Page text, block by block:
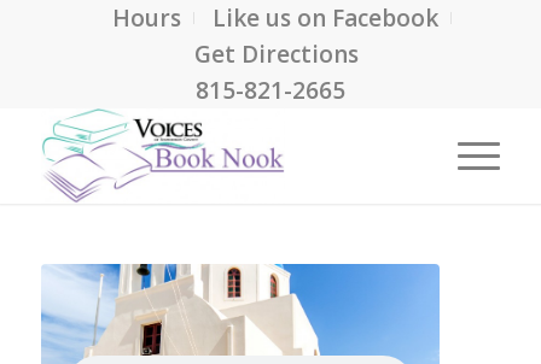
Hours
Like us on Facebook
Get Directions
815-821-2665